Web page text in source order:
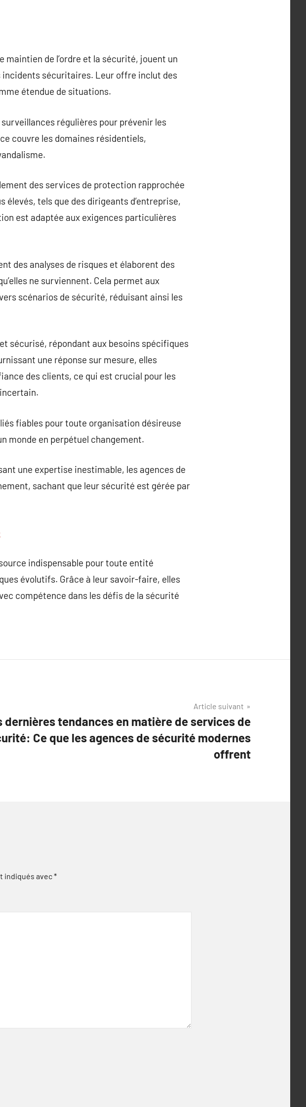
de l’ordre et la sécurité, jouent un
incidents sécuritaires. Leur offre inclut des
étendue de situations.
régulières pour prévenir les
couvre les domaines résidentiels,
des services de protection rapprochée
élevés, tels que des dirigeants d’entreprise,
est adaptée aux exigences particulières
des analyses de risques et élaborent des
ne surviennent. Cela permet aux
scénarios de sécurité, réduisant ainsi les
sécurisé, répondant aux besoins spécifiques
une réponse sur mesure, elles
des clients, ce qui est crucial pour les
fiables pour toute organisation désireuse
monde en perpétuel changement.
une expertise inestimable, les agences de
sachant que leur sécurité est gérée par
indispensable pour toute entité
évolutifs. Grâce à leur savoir-faire, elles
compétence dans les défis de la sécurité
Article suivant
dernières tendances en matière de services de
Ce que les agences de sécurité modernes
offrent
indiqués avec*